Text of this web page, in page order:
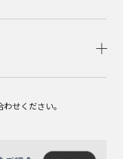
せください。